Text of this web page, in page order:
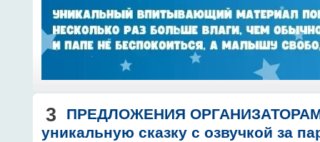
3
ПРЕДЛОЖЕНИЯ
уникальную сказку с озвучкой за